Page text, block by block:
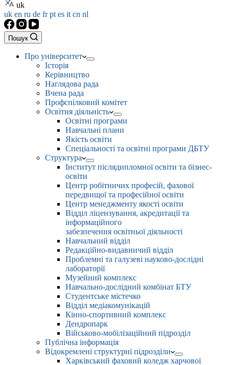
uk
uk en ru de frpt es it cn nl
Пошук
Про університет
Історія
Керівництво
Наглядова рада
Вчена рада
Профспілковий комітет
Освітня діяльність
Освітні програми
Навчальні плани
Якість освіти
Спеціальності та освітні програми ДБТУ
Структура
Інститут післядипломної освіти та бізнес-
освіти
Центр робітничих професій, фахової
передвищої та професійної освіти
Центр менеджменту якості освіти
Відділ ліцензування, акредитації та
інформаційного
забезпечення освітньої діяльності
Навчальний відділ
Редакційно-видавничий відділ
Проблемні та галузеві науково-дослідні
лабораторії
Музейний комплекс
Навчально-дослідний комбінат БТУ
Студентське містечко
Відділ медіакомунікацій
Кінно-спортивний комплекс
Дендропарк
Військово-мобілізаційний підрозділ
Публічна інформація
Відокремлені структурні підрозділи
Харківський фаховий коледж харчової